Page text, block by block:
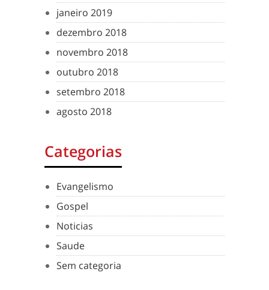
janeiro 2019
dezembro 2018
novembro 2018
outubro 2018
setembro 2018
agosto 2018
Categorias
Evangelismo
Gospel
Noticias
Saude
Sem categoria